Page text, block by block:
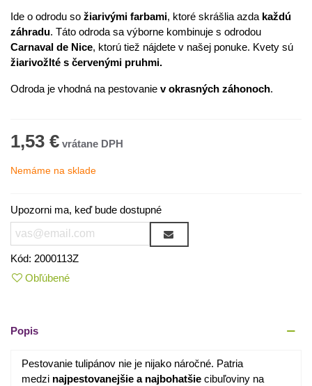
Ide o odrodu so žiarivými farbami, ktoré skrášlia azda každú
záhradu. Táto odroda sa výborne kombinuje s odrodou
Carnaval de Nice, ktorú tiež nájdete v našej ponuke. Kvety sú
žiarivožlté s červenými pruhmi.
Odroda je vhodná na pestovanie v okrasných záhonoch.
1,53 €
Nemáme na sklade
Upozorni ma, keď bude dostupné
Kód: 2000113Z
Obľúbené
Popis
Pestovanie tulipánov nie je nijako náročné. Patria
medzi najpestovanejšie a najbohatšie cibuľoviny na